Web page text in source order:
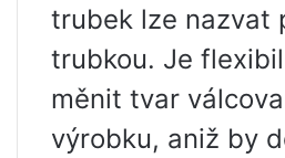
trubek lze nazvat
trubkou. Je
měnit tvar
výrobku, aniž by